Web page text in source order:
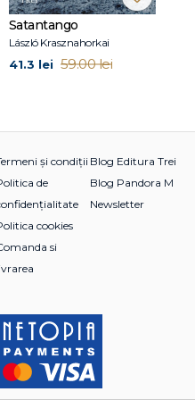
Satantango
László Krasznahorkai
41.3 lei 59.00 lei
și condiții
de
cookies
si
Blog Editura Trei
Blog Pandora M
Newsletter